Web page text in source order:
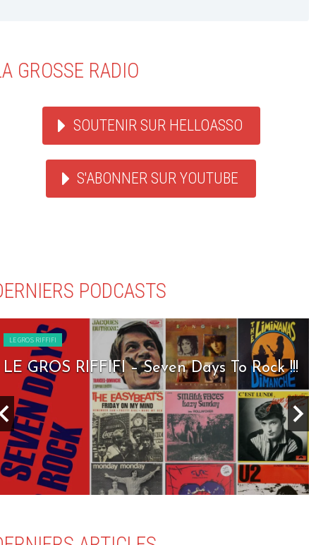
GROSSE RADIO
SOUTENIR SUR HELLOASSO
S'ABONNER SUR YOUTUBE
PODCASTS
LE GROS RIFFIFI
LE GROS RIFFIFI – Seven Days To Rock !!!